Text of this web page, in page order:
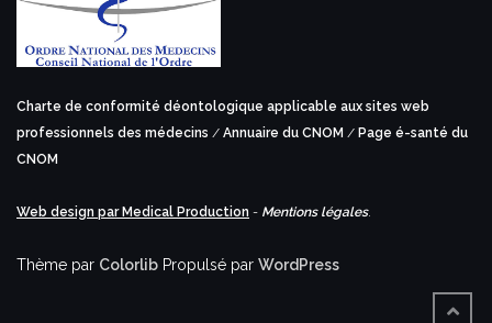
Charte de conformité déontologique applicable aux sites web
professionnels des médecins / Annuaire du CNOM / Page é-santé du
CNOM
Web design par Medical Production - Mentions légales.
Thème par Colorlib Propulsé par WordPress